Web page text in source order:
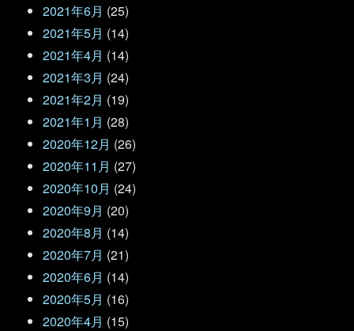
2021年6月 (25)
2021年5月 (14)
2021年4月 (14)
2021年3月 (24)
2021年2月 (19)
2021年1月 (28)
2020年12月 (26)
2020年11月 (27)
2020年10月 (24)
2020年9月 (20)
2020年8月 (14)
2020年7月 (21)
2020年6月 (14)
2020年5月 (16)
2020年4月 (15)